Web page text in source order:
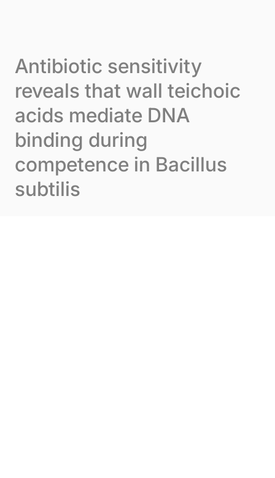
Antibiotic sensitivity
reveals that wall teichoic
acids mediate DNA
binding during
competence in Bacillus
subtilis